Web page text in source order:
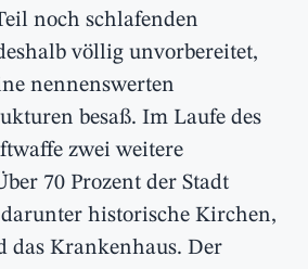
noch schlafenden
völlig unvorbereitet,
nennenswerten
besaß. Im Laufe des
zwei weitere
70 Prozent der Stadt
historische Kirchen,
das Krankenhaus. Der